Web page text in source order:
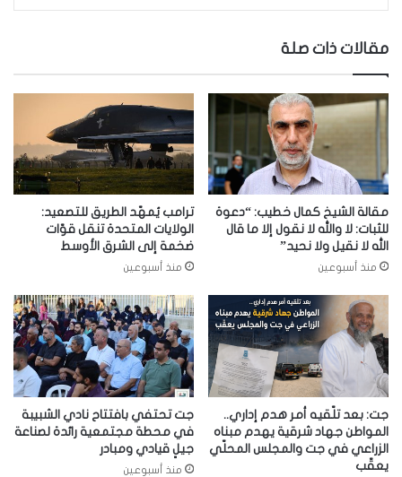
مقالات ذات صلة
مقالة الشيخ كمال خطيب: “دعوة
للثبات: لا والله لا نقول إلا ما قال
الله لا نقيل ولا نحيد”
منذ أسبوعين
ترامب يُمهّد الطريق للتصعيد:
الولايات المتحدة تنقل قوّات
ضخمة إلى الشرق الأوسط
منذ أسبوعين
جت: بعد تلّقيه أمر هدم إداري..
المواطن جهاد شرقية يهدم مبناه
الزراعي في جت والمجلس المحلّي
يعقّب
جت تحتفي بافتتاح نادي الشبيبة
في محطة مجتمعية رائدة لصناعة
جيلٍ قيادي ومبادر
منذ أسبوعين